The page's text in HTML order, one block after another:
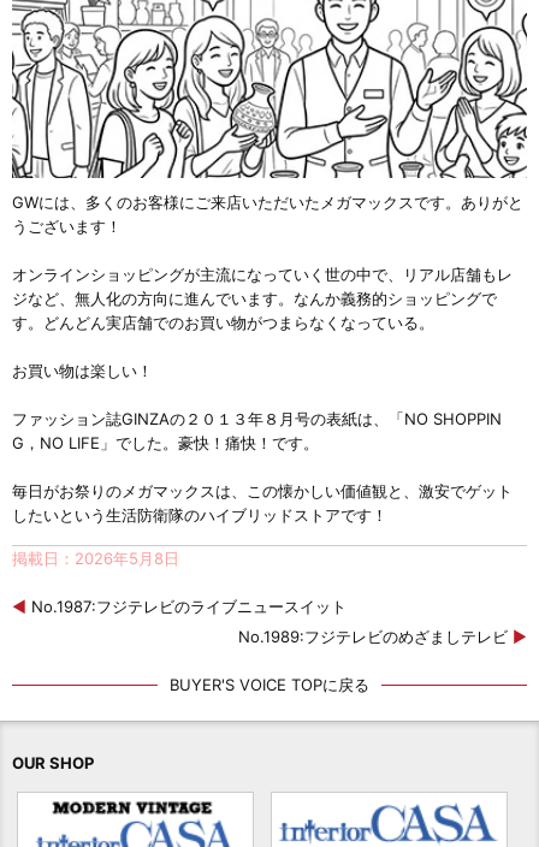
GWには、多くのお客様にご来店いただいたメガマックスです。ありがと
うございます！
オンラインショッピングが主流になっていく世の中で、リアル店舗もレ
ジなど、無人化の方向に進んでいます。なんか義務的ショッピングで
す。どんどん実店舗でのお買い物がつまらなくなっている。
お買い物は楽しい！
ファッション誌GINZAの２０１３年８月号の表紙は、「NO SHOPPIN
G，NO LIFE」でした。豪快！痛快！です。
毎日がお祭りのメガマックスは、この懐かしい価値観と、激安でゲット
したいという生活防衛隊のハイブリッドストアです！
掲載日：2026年5月8日
◀ No.1987:フジテレビのライブニュースイット
No.1989:フジテレビのめざましテレビ ▶
BUYER'S VOICE TOPに戻る
OUR SHOP